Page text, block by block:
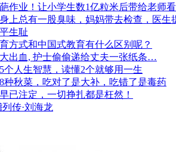
作业！让小学生数1亿粒米后带给老师看
上总有一股臭味，妈妈带去检查，医生
生耻
方式和中国式教育有什么区别呢？
出血, 护士偷偷递给丈夫一张纸条…
个人生智慧，读懂2个就够用一生
种秋菜，吃对了是大补，吃错了是毒药
已注定，一切挣扎都是枉然！
列传·刘海龙